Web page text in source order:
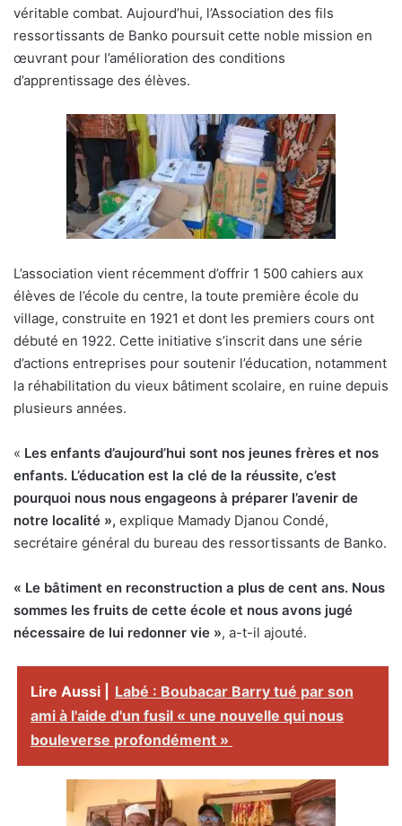
véritable combat. Aujourd’hui, l’Association des fils
ressortissants de Banko poursuit cette noble mission en
œuvrant pour l’amélioration des conditions
d’apprentissage des élèves.
L’association vient récemment d’offrir 1 500 cahiers aux
élèves de l’école du centre, la toute première école du
village, construite en 1921 et dont les premiers cours ont
débuté en 1922. Cette initiative s’inscrit dans une série
d’actions entreprises pour soutenir l’éducation, notamment
la réhabilitation du vieux bâtiment scolaire, en ruine depuis
plusieurs années.
« Les enfants d’aujourd’hui sont nos jeunes frères et nos
enfants. L’éducation est la clé de la réussite, c’est
pourquoi nous nous engageons à préparer l’avenir de
notre localité », explique Mamady Djanou Condé,
secrétaire général du bureau des ressortissants de Banko.
« Le bâtiment en reconstruction a plus de cent ans. Nous
sommes les fruits de cette école et nous avons jugé
nécessaire de lui redonner vie », a-t-il ajouté.
Lire Aussi |
Labé : Boubacar Barry tué par son
ami à l'aide d'un fusil « une nouvelle qui nous
bouleverse profondément »